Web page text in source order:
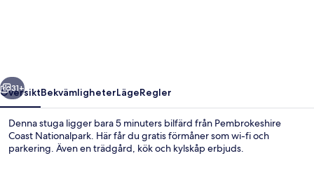
Nästa
31+
ÖversiktBekvämligheterLägeRegler
Denna stuga ligger bara 5 minuters bilfärd från Pembrokeshire
Coast Nationalpark. Här får du gratis förmåner som wi-fi och
parkering. Även en trädgård, kök och kylskåp erbjuds.